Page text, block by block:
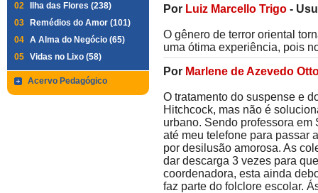
02
Ilha das Flores (238)
03
Remédios do Amor (101)
04 A Alma do Negócio (65)
05 Vidas no Lixo (58)
Acervo Pedagógico
Por Luiz Marcello Trigo -
O gênero de terror oriental
uma ótima experiência, pois
Por Marlene de Azevedo
O tratamento do suspense e
Hitchcock, mas não é
urbano. Sendo professora
até meu telefone para passar
por desilusão amorosa. As
dar descarga 3 vezes para
coordenadora, esta ainda
faz parte do folclore escolar.